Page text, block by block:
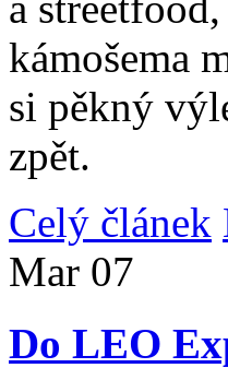
kámošema
si pěkný
zpět.
Celý článek
Mar 07
Do LEO